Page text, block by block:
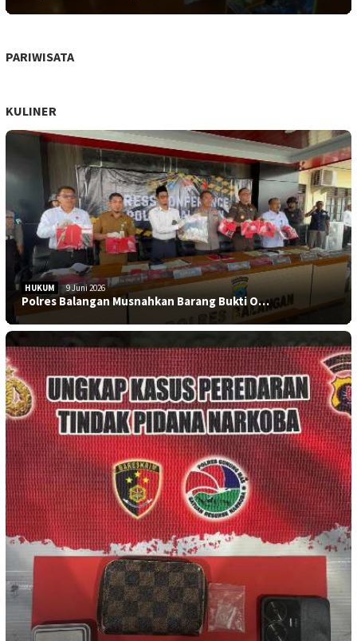
PARIWISATA
KULINER
HUKUM 9 Juni 2026
Polres Balangan Musnahkan Barang Bukti O…